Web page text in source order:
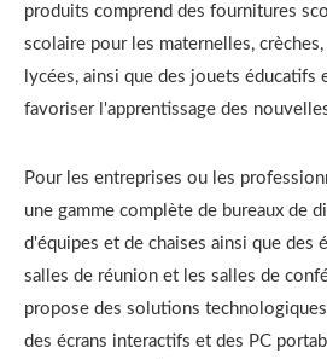
produits comprend des fournitures
scolaire pour les maternelles,
lycées, ainsi que des jouets éducatifs
favoriser l'apprentissage des
Pour les entreprises ou les
une gamme complète de bureaux de
d'équipes et de chaises ainsi que des
salles de réunion et les salles de
propose des solutions
des écrans interactifs et des PC